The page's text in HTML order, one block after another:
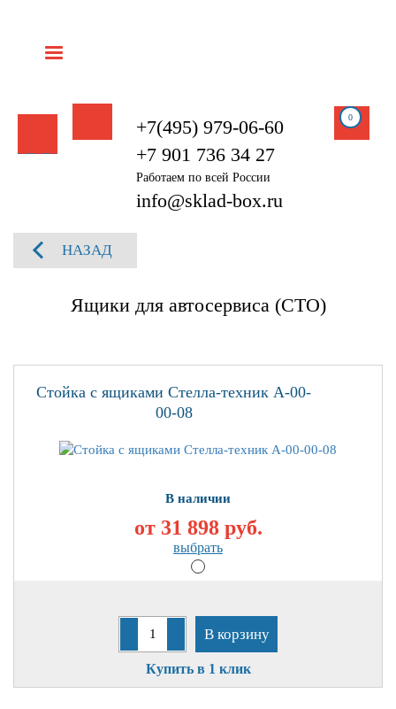
0
+7(495) 979-06-60
+7 901 736 34 27
Работаем по всей России
info@sklad-box.ru
НАЗАД
Ящики для автосервиса (СТО)
Стойка с ящиками Стелла-техник А-00-
00-08
В наличии
от 31 898руб.
выбрать
В корзину
Купить в 1 клик